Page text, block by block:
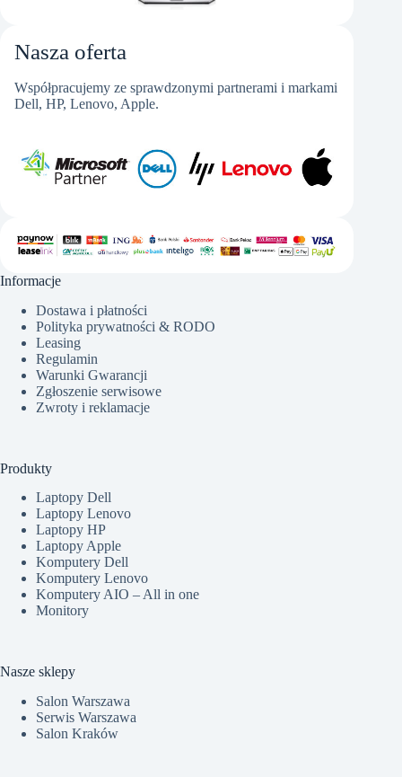
Nasza oferta
Współpracujemy ze sprawdzonymi partnerami i markami
Dell, HP, Lenovo, Apple.
Informacje
Dostawa i płatności
Polityka prywatności & RODO
Leasing
Regulamin
Warunki Gwarancji
Zgłoszenie serwisowe
Zwroty i reklamacje
Produkty
Laptopy Dell
Laptopy Lenovo
Laptopy HP
Laptopy Apple
Komputery Dell
Komputery Lenovo
Komputery AIO – All in one
Monitory
Nasze sklepy
Salon Warszawa
Serwis Warszawa
Salon Kraków